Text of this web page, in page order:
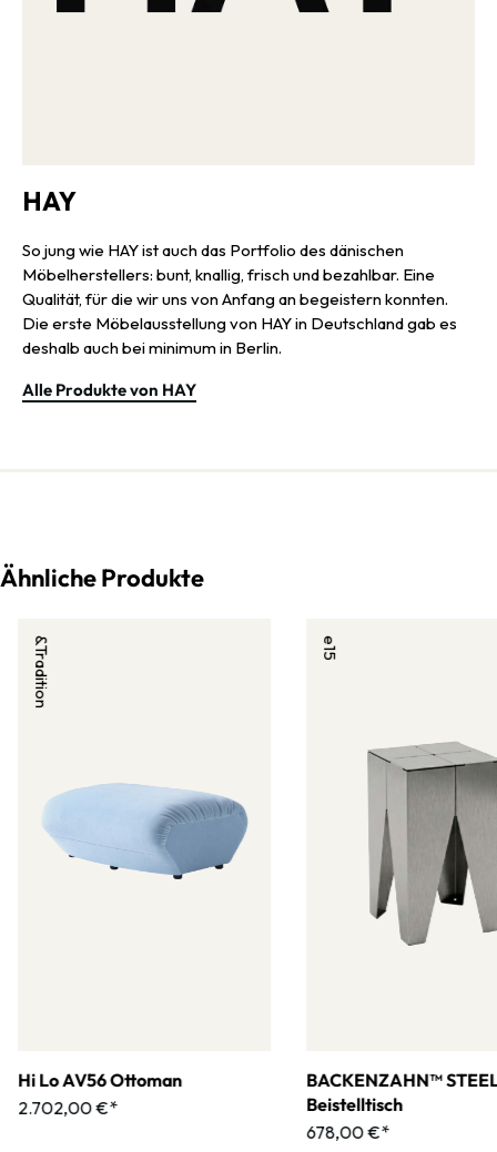
HAY
So jung wie HAY ist auch das Portfolio des dänischen
Möbelherstellers: bunt, knallig, frisch und bezahlbar. Eine
Qualität, für die wir uns von Anfang an begeistern konnten.
Die erste Möbelausstellung von HAY in Deutschland gab es
deshalb auch bei minimum in Berlin.
Alle Produkte von HAY
Ähnliche Produkte
&Tradition
Hi Lo AV56 Ottoman
2.702,00 €*
e15
BACKENZAHN™
Beistelltisch
678,00 €*